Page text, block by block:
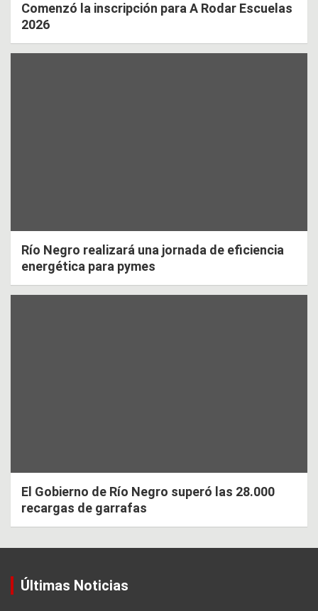
Comenzó la inscripción para A Rodar Escuelas
2026
Río Negro realizará una jornada de eficiencia
energética para pymes
El Gobierno de Río Negro superó las 28.000
recargas de garrafas
Últimas Noticias